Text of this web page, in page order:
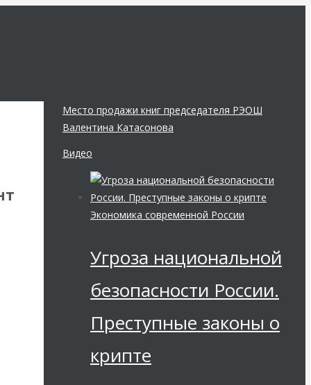
Место продажи книг председателя РЭОШ
Валентина Катасонова
Видео
Экономика современной России
Угроза национальной
безопасности России.
Преступные законы о
крипте